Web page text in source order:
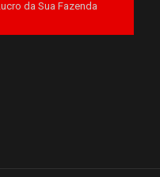
da Sua Fazenda